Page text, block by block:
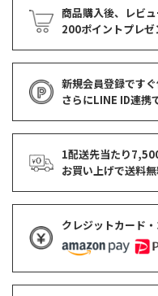
商品購入後、レビ
200ポイントプレゼ
新規会員登録です
さらにLINE ID連携
1配送先当たり
お買い上げで送料
クレジットカード